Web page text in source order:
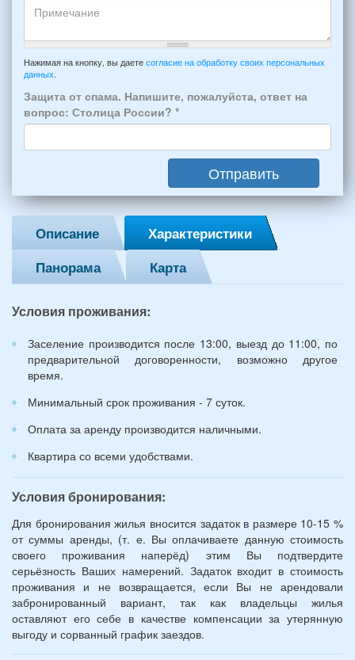
прибытия
отъезда
из
Феодосии:
*
будет
-
например:
6
человек:
4
взрослых
и
2
детей
(возраст
и
лет):
Примечание
Нажимая на кнопку, вы даете согласие на обработку своих персональных
данных
Защита от спама. Напишите, пожалуйста, ответ на
вопрос: Столица России? *
Отправить
Описание
Характеристики
Панорама
Карта
Условия проживания:
Заселение производится после 13:00, выезд до 11:00, по
предварительной договоренности, возможно другое
время.
Минимальный срок проживания - 7 суток.
Оплата за аренду производится наличными.
Квартира со всеми удобствами.
Условия бронирования:
Для бронирования жилья вносится задаток в размере 10-15 %
от суммы аренды, (т. е. Вы оплачиваете данную стоимость
своего проживания наперёд) этим Вы подтвердите
серьёзность Ваших намерений. Задаток входит в стоимость
проживания и не возвращается, если Вы не арендовали
забронированный вариант, так как владельцы жилья
оставляют его себе в качестве компенсации за утерянную
выгоду и сорванный график заездов.